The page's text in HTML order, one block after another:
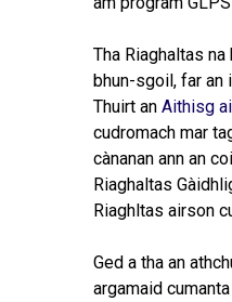
Tha Riaghaltas
bhun-sgoil, far an
Thuirt an Aithisg
cudromach mar
cànanan ann an
Riaghaltas
Riaghltas airson
Ged a tha an
argamaid